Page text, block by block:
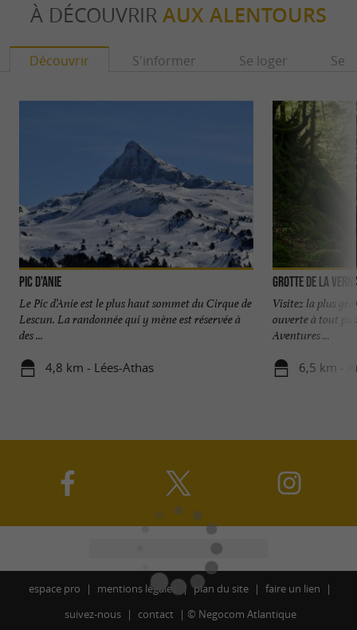
À DÉCOUVRIR AUX ALENTOURS
Découvrir S'informer Se loger Se
Pic d’Anie
Le Pic d’Anie est le plus haut sommet du Cirque de
Lescun. La randonnée qui y mène est réservée à
des ...
4,8 km - Lées-Athas
Grotte de la
Visitez la plus
ouverte à tout
Aventures ...
6,5 km -
espace pro mentions légales plan du site
faire un lien
suivez-nous
contact © Negocom Atlantique